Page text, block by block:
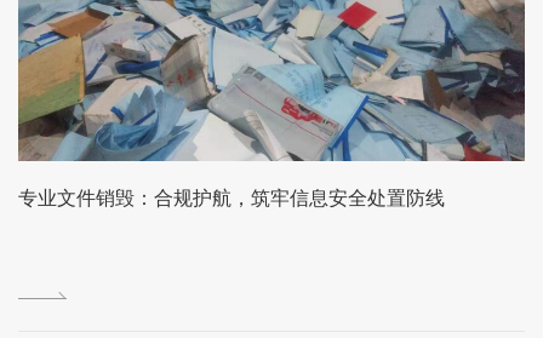
专业文件销毁：合规护航，筑牢信息安全处置防线